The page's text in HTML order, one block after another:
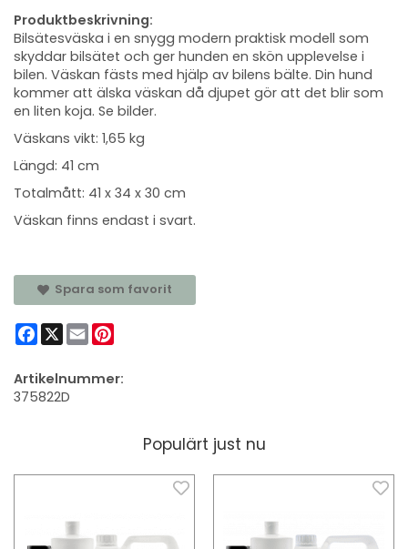
Produktbeskrivning:
Bilsätesväska i en snygg modern praktisk modell som
skyddar bilsätet och ger hunden en skön upplevelse i
bilen. Väskan fästs med hjälp av bilens bälte. Din hund
kommer att älska väskan då djupet gör att det blir som
en liten koja. Se bilder.
Väskans vikt: 1,65 kg
Längd: 41 cm
Totalmått: 41 x 34 x 30 cm
Väskan finns endast i svart.
Spara som favorit
Facebook
X Email
Artikelnummer:
375822D
Populärt just nu